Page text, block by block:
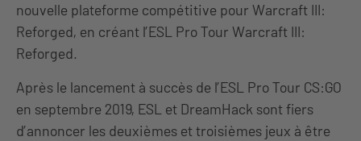
nouvelle plateforme compétitive pour Warcraft III:
Reforged, en créant l’ESL Pro Tour Warcraft III:
Reforged.
Après le lancement à succès de l’ESL Pro Tour CS:GO
en septembre 2019, ESL et DreamHack sont fiers
d’annoncer les deuxièmes et troisièmes jeux à être